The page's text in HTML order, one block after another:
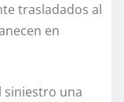
trasladados al
en
siniestro una